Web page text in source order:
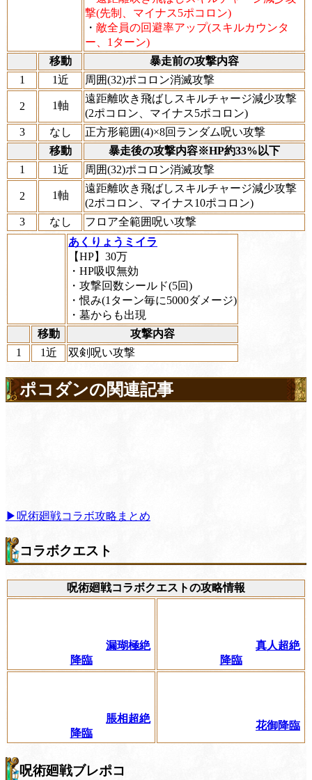
撃(先制、マイナス5ポコロン)
・ 敵全員の回避率アップ(スキルカウンタ
ー、1ターン)
移動
暴走前の攻撃内容
1
1近 周囲(32)ポコロン消滅攻撃
2 1軸
遠距離吹き飛ばしスキルチャージ減少攻撃
(2ポコロン、マイナス5ポコロン)
3
なし
正方形範囲(4)×8回ランダム呪い攻撃
移動
暴走後の攻撃内容※HP約33%以下
1
1近 周囲(32)ポコロン消滅攻撃
2 1軸
遠距離吹き飛ばしスキルチャージ減少攻撃
(2ポコロン、マイナス10ポコロン)
3
なし
フロア全範囲呪い攻撃
あくりょうミイラ
【HP】30万
・HP吸収無効
・攻撃回数シールド(5回)
・恨み(1ターン毎に5000ダメージ)
・墓からも出現
移動
攻撃内容
1
1近 双剣呪い攻撃
ポコダンの関連記事
▶呪術廻戦コラボ攻略まとめ
コラボクエスト
呪術廻戦コラボクエストの攻略情報
漏瑚極絶
降臨
真人超絶
降臨
脹相超絶
降臨
花御降臨
呪術廻戦ブレポコ